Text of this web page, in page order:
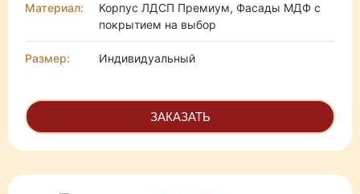
Материал:
Корпус ЛДСП Премиум, Фасады МДФ с
покрытием на выбор
Размер: Индивидуальный
ЗАКАЗАТЬ